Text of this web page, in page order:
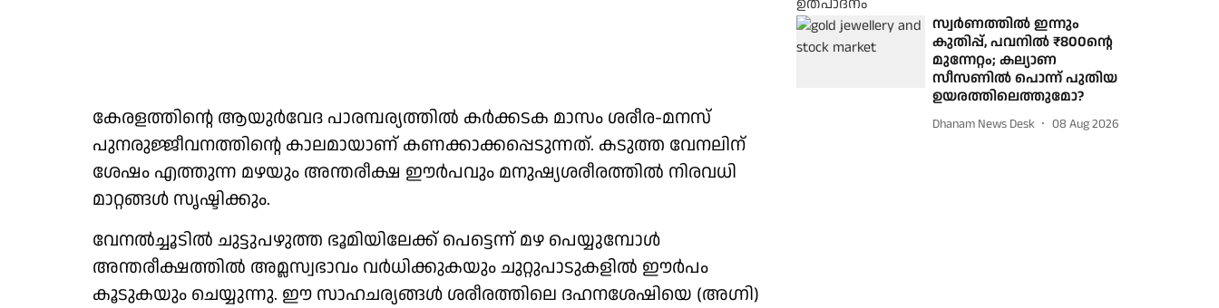
കേരളത്തിന്റെ ആയുര്‍വേദ പാരമ്പര്യത്തില്‍ കര്‍ക്കടക മാസം ശരീര-മനസ്
പുനരുജ്ജീവനത്തിന്റെ കാലമായാണ് കണക്കാക്കപ്പെടുന്നത്. കടുത്ത വേനലിന്
ശേഷം എത്തുന്ന മഴയും അന്തരീക്ഷ ഈര്‍പവും മനുഷ്യശരീരത്തില്‍ നിരവധി
മാറ്റങ്ങള്‍ സൃഷ്ടിക്കും.
വേനല്‍ച്ചൂടില്‍ ചുട്ടുപഴുത്ത ഭൂമിയിലേക്ക് പെട്ടെന്ന് മഴ പെയ്യുമ്പോള്‍
അന്തരീക്ഷത്തില്‍ അമ്ലസ്വഭാവം വര്‍ധിക്കുകയും ചുറ്റുപാടുകളില്‍ ഈര്‍പം
കൂടുകയും ചെയ്യുന്നു. ഈ സാഹചര്യങ്ങള്‍ ശരീരത്തിലെ ദഹനശേഷിയെ (അഗ്നി)
സ്വര്‍ണത്തില്‍ ഇന്നും
കുതിപ്പ്, പവനില്‍ ₹800ന്റെ
മുന്നേറ്റം; കല്യാണ
സീസണില്‍ പൊന്ന് പുതിയ
ഉയരത്തിലെത്തുമോ?
Dhanam News Desk 08 Aug 2026